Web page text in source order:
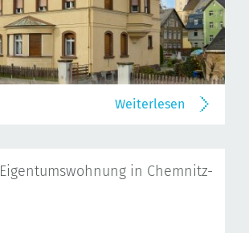
Weiterlesen
Eigentumswohnung in Chemnitz-